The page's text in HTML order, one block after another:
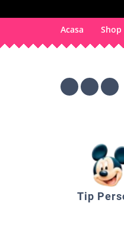
Acasa Shop
Tip